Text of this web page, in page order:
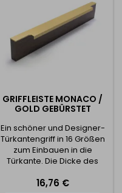
GRIFFLEISTE MONACO /
GOLD GEBÜRSTET
Ein schöner und Designer-
Türkantengriff in 16 Größen
zum Einbauen in die
Türkante. Die Dicke des
Preis
16,76 €